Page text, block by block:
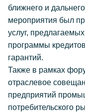
ближнего и
мероприятия был
услуг,
программы
гарантий.
Также в рамках
отраслевое
предприятий
потребительского